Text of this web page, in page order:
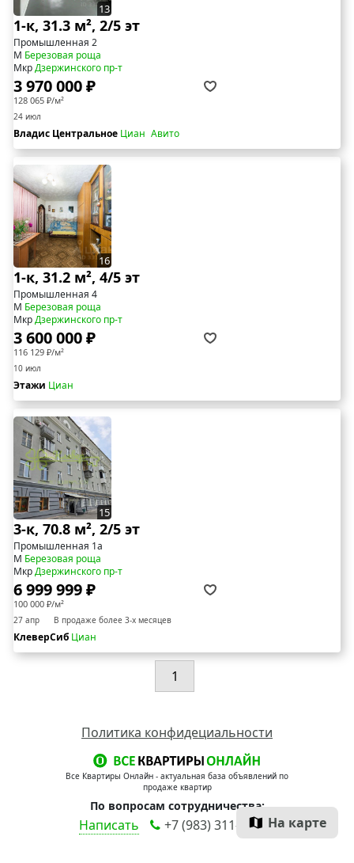
На карте
13
1-к, 31.3 м², 2/5 эт
Промышленная 2
М Березовая роща
МкрДзержинского пр-т
3 970 000 ₽
128 065 ₽/м²
24 июл
Владис Центральное Циан Авито
16
1-к, 31.2 м², 4/5 эт
Промышленная 4
М Березовая роща
МкрДзержинского пр-т
3 600 000 ₽
116 129 ₽/м²
10 июл
Этажи Циан
15
3-к, 70.8 м², 2/5 эт
Промышленная 1а
М Березовая роща
МкрДзержинского пр-т
6 999 999 ₽
100 000 ₽/м²
27 апр В продаже более 3-х месяцев
КлеверСиб Циан
1
Политика конфидециальности
Все Квартиры Онлайн - актуальная база объявлений по
продаже квартир
По вопросам сотрудничества:
Написать +7 (983) 311-90-00